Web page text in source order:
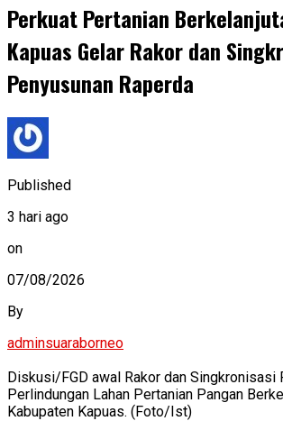
Perkuat Pertanian
Kapuas Gelar Rakor dan
Penyusunan Raperda
Published
3 hari ago
on
07/08/2026
By
adminsuaraborneo
Diskusi/FGD awal Rakor dan Singkronisasi
Perlindungan Lahan Pertanian Pangan
Kabupaten Kapuas. (Foto/Ist)